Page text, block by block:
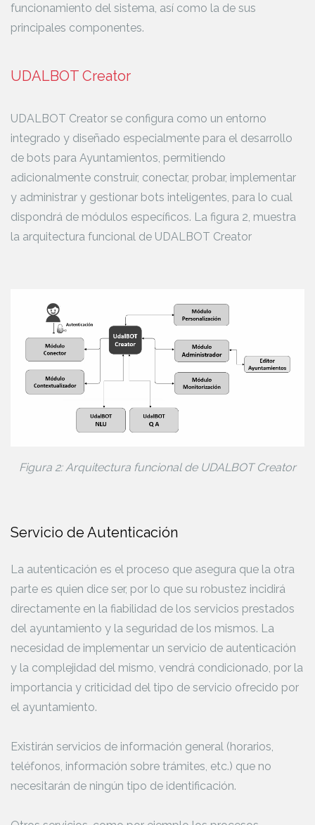
funcionamiento del sistema, así como la de sus
principales componentes.
UDALBOT Creator
UDALBOT Creator se configura como un entorno
integrado y diseñado especialmente para el desarrollo
de bots para Ayuntamientos, permitiendo
adicionalmente construir, conectar, probar, implementar
y administrar y gestionar bots inteligentes, para lo cual
dispondrá de módulos específicos. La figura 2, muestra
la arquitectura funcional de UDALBOT Creator
Figura 2: Arquitectura funcional de UDALBOT Creator
Servicio de Autenticación
La autenticación es el proceso que asegura que la otra
parte es quien dice ser, por lo que su robustez incidirá
directamente en la fiabilidad de los servicios prestados
del ayuntamiento y la seguridad de los mismos. La
necesidad de implementar un servicio de autenticación
y la complejidad del mismo, vendrá condicionado, por la
importancia y criticidad del tipo de servicio ofrecido por
el ayuntamiento.
Existirán servicios de información general (horarios,
teléfonos, información sobre trámites, etc.) que no
necesitarán de ningún tipo de identificación.